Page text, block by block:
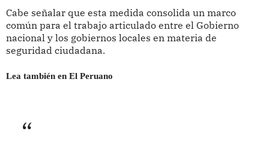
Cabe señalar que esta medida consolida un marco
común para el trabajo articulado entre el Gobierno
nacional y los gobiernos locales en materia de
seguridad ciudadana.
Lea también en El Peruano